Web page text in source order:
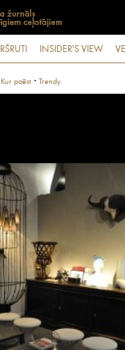
INSIDER'S VIEW
Kur paēst · Trendy